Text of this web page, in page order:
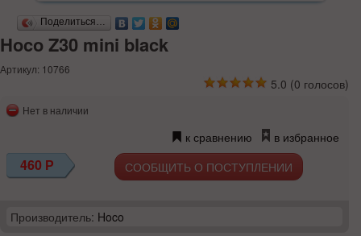
Поделиться…
Hoco Z30 mini black
Артикул: 10766
5.0 (0 голосов)
Нет в наличии
к сравнению в избранное
460 Р СООБЩИТЬ О ПОСТУПЛЕНИИ
Производитель: Hoco